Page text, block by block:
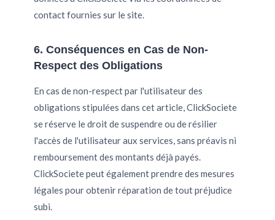
contact fournies sur le site.
6. Conséquences en Cas de Non-
Respect des Obligations
En cas de non-respect par l'utilisateur des
obligations stipulées dans cet article, ClickSociete
se réserve le droit de suspendre ou de résilier
l'accès de l'utilisateur aux services, sans préavis ni
remboursement des montants déjà payés.
ClickSociete peut également prendre des mesures
légales pour obtenir réparation de tout préjudice
subi.